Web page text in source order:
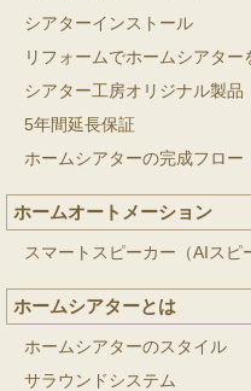
シアターインストール
リフォームでホームシアター
シアター工房オリジナル製品
5年間延長保証
ホームシアターの完成フロー
ホームオートメーション
スマートスピーカー（AIスピ
ホームシアターとは
ホームシアターのスタイル
サラウンドシステム